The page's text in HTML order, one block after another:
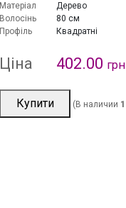
Матеріал
Дерево
Волосінь
80 см
Профіль
Квадратні
Ціна 402.00 грн
Купити (В наличии 1